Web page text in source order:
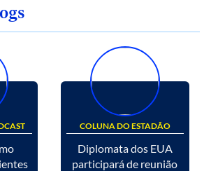
COLUNA DO ESTADÃO
Diplomata dos EUA
participará de reunião